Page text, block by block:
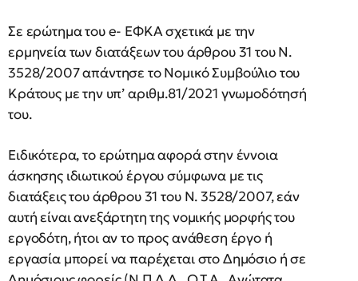
Σε ερώτημα του e- ΕΦΚΑ σχετικά με την
ερμηνεία των διατάξεων του άρθρου 31 του Ν.
3528/2007 απάντησε το Νομικό Συμβούλιο του
Κράτους με την υπ’ αριθμ.81/2021 γνωμοδότησή
του.
Ειδικότερα, το ερώτημα αφορά στην έννοια
άσκησης ιδιωτικού έργου σύμφωνα με τις
διατάξεις του άρθρου 31 του Ν. 3528/2007, εάν
αυτή είναι ανεξάρτητη της νομικής μορφής του
εργοδότη, ήτοι αν το προς ανάθεση έργο ή
εργασία μπορεί να παρέχεται στο Δημόσιο ή σε